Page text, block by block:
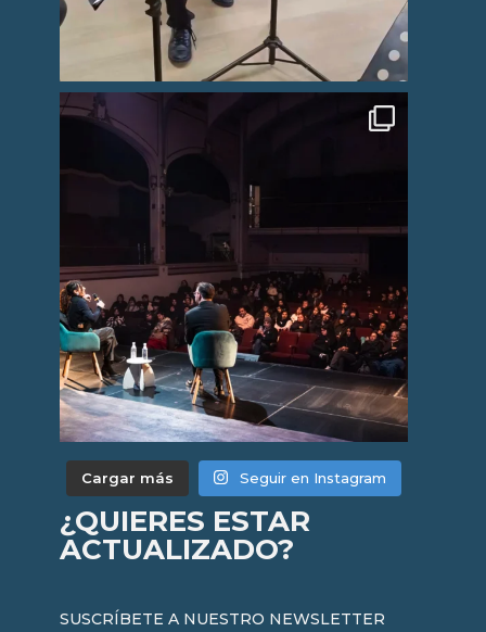
Cargar más Seguir en Instagram
¿QUIERES ESTAR
ACTUALIZADO?
SUSCRÍBETE A NUESTRO NEWSLETTER